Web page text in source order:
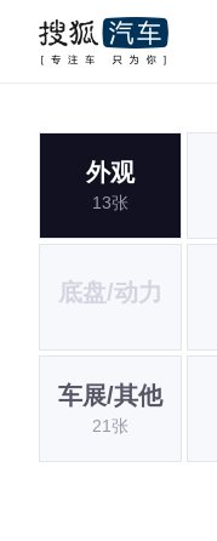
外观
13张
底盘/动力
车展/其他
21张